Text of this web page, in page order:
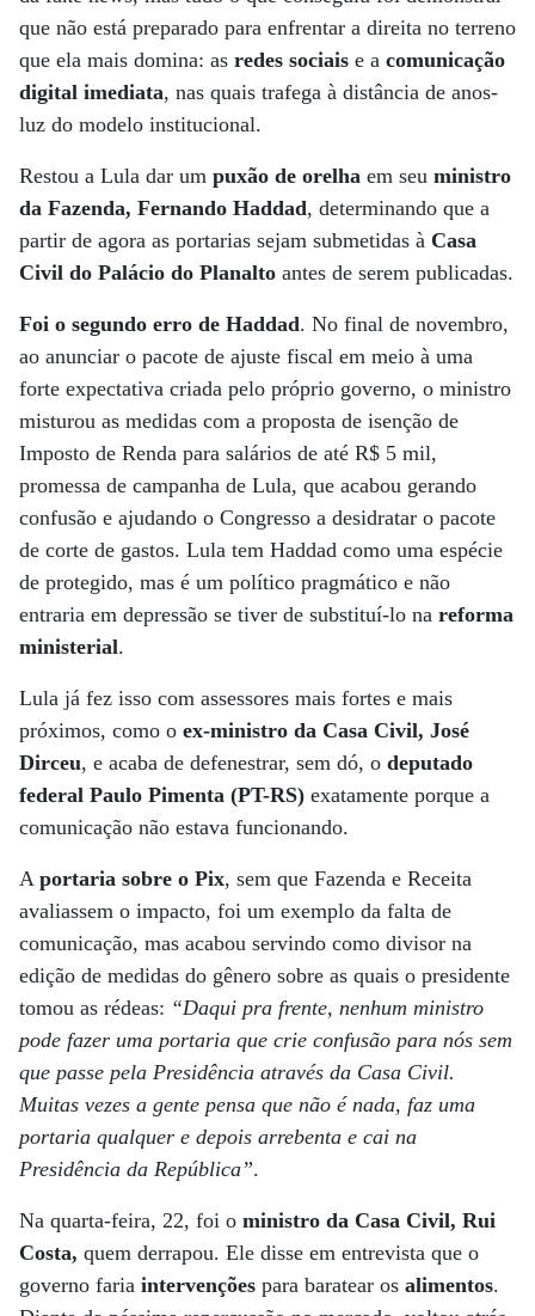
que não está preparado para enfrentar a direita no terreno
que ela mais domina: as redes sociais e a comunicação
digital imediata, nas quais trafega à distância de anos-
luz do modelo institucional.
Restou a Lula dar um puxão de orelha em seu ministro
da Fazenda, Fernando Haddad, determinando que a
partir de agora as portarias sejam submetidas à Casa
Civil do Palácio do Planalto antes de serem publicadas.
Foi o segundo erro de Haddad. No final de novembro,
ao anunciar o pacote de ajuste fiscal em meio à uma
forte expectativa criada pelo próprio governo, o ministro
misturou as medidas com a proposta de isenção de
Imposto de Renda para salários de até R$ 5 mil,
promessa de campanha de Lula, que acabou gerando
confusão e ajudando o Congresso a desidratar o pacote
de corte de gastos. Lula tem Haddad como uma espécie
de protegido, mas é um político pragmático e não
entraria em depressão se tiver de substituí-lo na reforma
ministerial.
Lula já fez isso com assessores mais fortes e mais
próximos, como o ex-ministro da Casa Civil, José
Dirceu, e acaba de defenestrar, sem dó, o deputado
federal Paulo Pimenta (PT-RS) exatamente porque a
comunicação não estava funcionando.
A portaria sobre o Pix, sem que Fazenda e Receita
avaliassem o impacto, foi um exemplo da falta de
comunicação, mas acabou servindo como divisor na
edição de medidas do gênero sobre as quais o presidente
tomou as rédeas: “Daqui pra frente, nenhum ministro
pode fazer uma portaria que crie confusão para nós sem
que passe pela Presidência através da Casa Civil.
Muitas vezes a gente pensa que não é nada, faz uma
portaria qualquer e depois arrebenta e cai na
Presidência da República”.
Na quarta-feira, 22, foi o ministro da Casa Civil, Rui
Costa, quem derrapou. Ele disse em entrevista que o
governo faria intervenções para baratear os alimentos.